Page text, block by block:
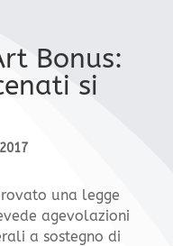
Bonus:
si
una legge
agevolazioni
a sostegno di